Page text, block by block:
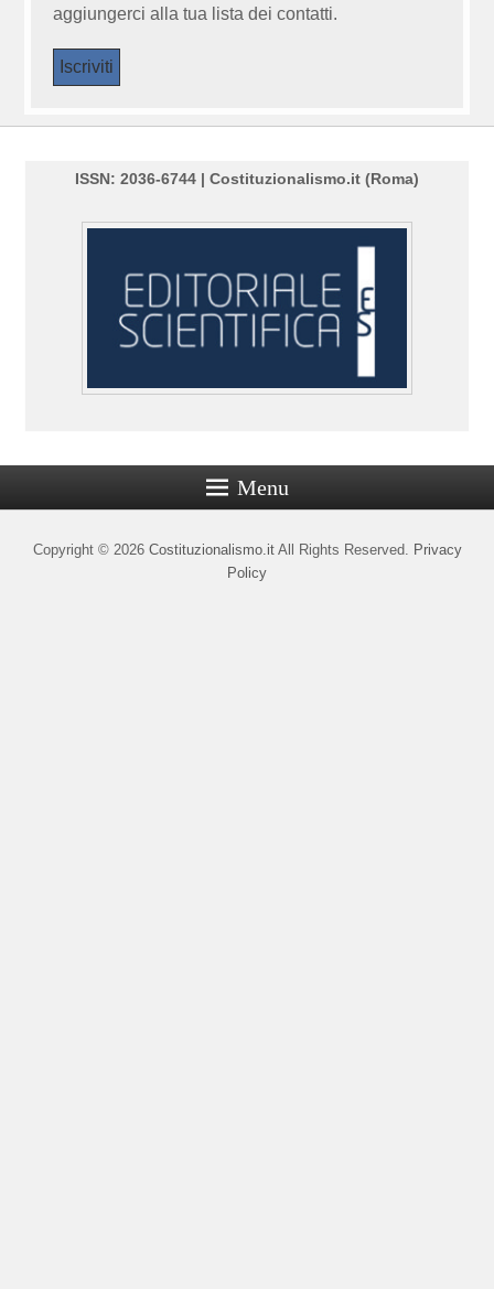
aggiungerci alla tua lista dei contatti.
ISSN: 2036-6744 | Costituzionalismo.it (Roma)
Menu
Copyright © 2026 Costituzionalismo.itAll Rights Reserved. Privacy
Policy